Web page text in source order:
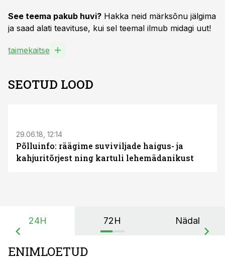
See teema pakub huvi? Hakka neid märksõnu jälgima
ja saad alati teavituse, kui sel teemal ilmub midagi uut!
taimekaitse
SEOTUD LOOD
29.06.18, 12:14
Põlluinfo: räägime suviviljade haigus- ja
kahjuritõrjest ning kartuli lehemädanikust
24H 72H Nädal
ENIMLOETUD